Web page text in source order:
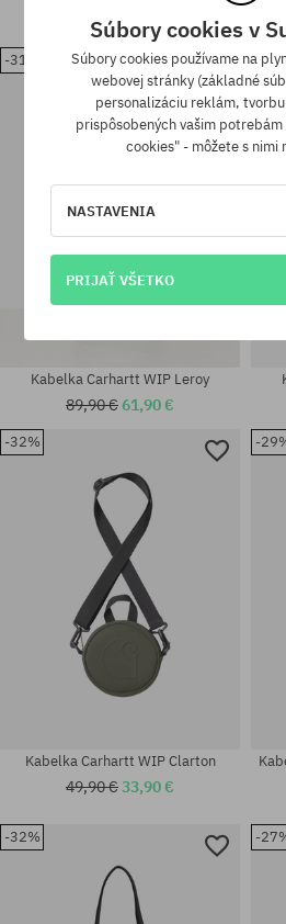
univerzálna veľkosť
univerzálna veľkosť
93,90 €54,90 €
-31%
univerzálna veľkosť
Kabelka Carhartt WIP Leroy
89,90 €61,90 €
-
-32%
Kabelka Carhartt WIP Clarton
49,90 €33,90 €
-
-32% -
Súbory cookies v
Súbory cookies používame na
webovej stránky (základné
personalizáciu reklám,
prispôsobených vašim
cookies" - môžete s nimi
NASTAVENIA
PRIJAŤ VŠETKO